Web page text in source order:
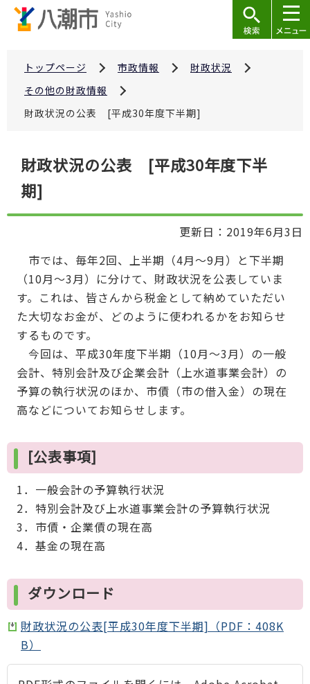
トップページ 市政情報
財政状況
その他の財政情報
財政状況の公表 [平成30年度下半期]
財政状況の公表 [平成30年度下半
期]
更新日：2019年6月3日
市では、毎年2回、上半期（4月～9月）と下半期
（10月～3月）に分けて、財政状況を公表していま
す。これは、皆さんから税金として納めていただい
た大切なお金が、どのように使われるかをお知らせ
するものです。
今回は、平成30年度下半期（10月～3月）の一般
会計、特別会計及び企業会計（上水道事業会計）の
予算の執行状況のほか、市債（市の借入金）の現在
高などについてお知らせします。
[公表事項]
1．一般会計の予算執行状況
2．特別会計及び上水道事業会計の予算執行状況
3．市債・企業債の現在高
4．基金の現在高
ダウンロード
財政状況の公表[平成30年度下半期]（PDF：408K
B）